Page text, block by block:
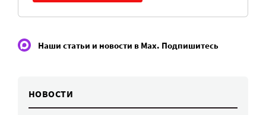
Наши статьи и новости в Max. Подпишитесь
НОВОСТИ